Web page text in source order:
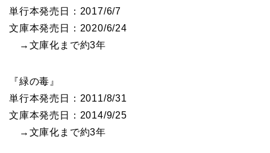
単行本発売日：2017/6/7
文庫本発売日：2020/6/24
→文庫化まで約3年
『緑の毒』
単行本発売日：2011/8/31
文庫本発売日：2014/9/25
→文庫化まで約3年